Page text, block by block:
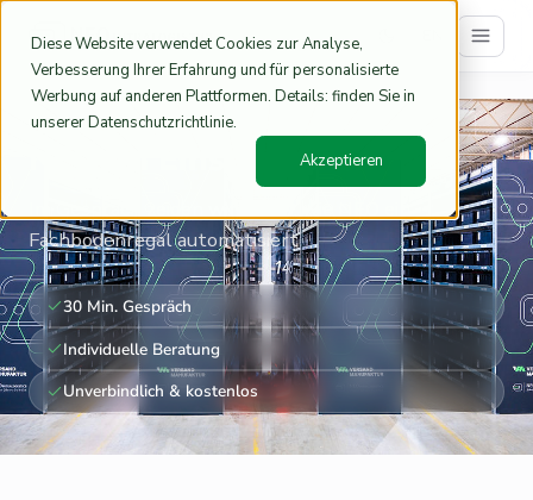
Diese Website verwendet Cookies zur Analyse,
Verbesserung Ihrer Erfahrung und für personalisierte
Werbung auf anderen Plattformen. Details: finden Sie in
unserer Datenschutzrichtlinie.
Akzeptieren
Home/NEO im Einsatz sehen
NEO im Einsatz sehen
Fachbodenregal automatisiert
30 Min. Gespräch
Individuelle Beratung
Unverbindlich & kostenlos